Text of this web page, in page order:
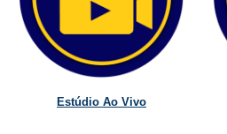
Estúdio Ao Vivo